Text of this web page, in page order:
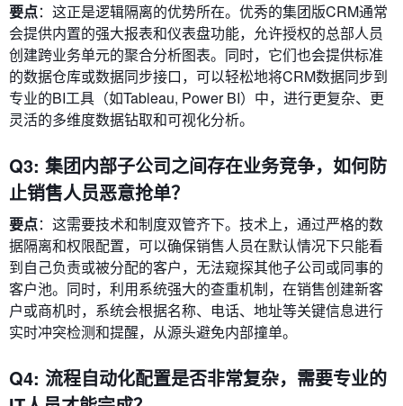
要点：这正是逻辑隔离的优势所在。优秀的集团版CRM通常
会提供内置的强大报表和仪表盘功能，允许授权的总部人员
创建跨业务单元的聚合分析图表。同时，它们也会提供标准
的数据仓库或数据同步接口，可以轻松地将CRM数据同步到
专业的BI工具（如Tableau, Power BI）中，进行更复杂、更
灵活的多维度数据钻取和可视化分析。
Q3: 集团内部子公司之间存在业务竞争，如何防
止销售人员恶意抢单？
要点：这需要技术和制度双管齐下。技术上，通过严格的数
据隔离和权限配置，可以确保销售人员在默认情况下只能看
到自己负责或被分配的客户，无法窥探其他子公司或同事的
客户池。同时，利用系统强大的查重机制，在销售创建新客
户或商机时，系统会根据名称、电话、地址等关键信息进行
实时冲突检测和提醒，从源头避免内部撞单。
Q4: 流程自动化配置是否非常复杂，需要专业的